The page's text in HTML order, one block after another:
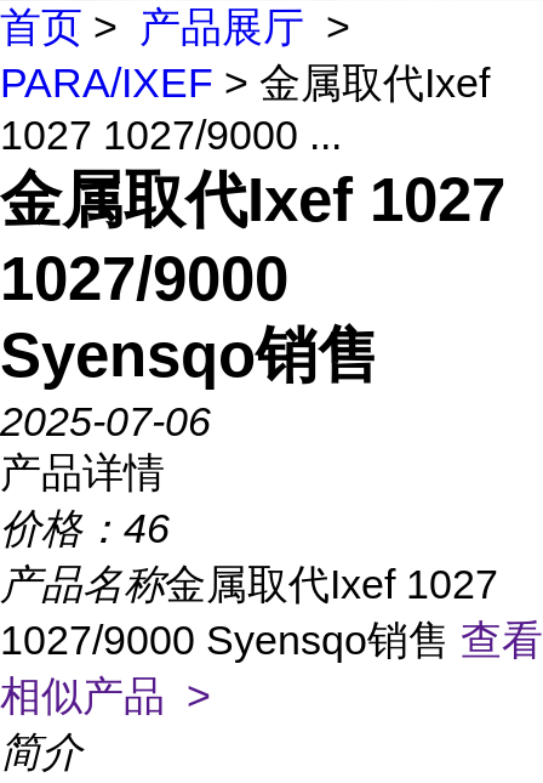
首页 > 产品展厅 >
PARA/IXEF > 金属取代Ixef
1027 1027/9000 ...
金属取代Ixef 1027
1027/9000
Syensqo销售
2025-07-06
产品详情
价格： 46
产品名称金属取代Ixef 1027
1027/9000 Syensqo销售 查看
相似产品 >
简介